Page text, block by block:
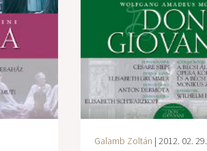
Galamb Zoltán | 2012. 02. 29.